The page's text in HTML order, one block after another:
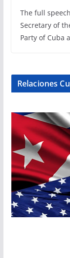
The full
Secretary of
Party of Cuba
Relaciones